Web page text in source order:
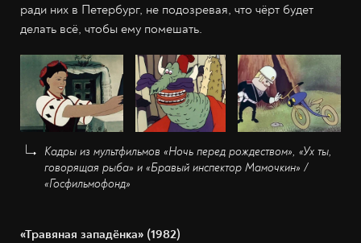
ради них в Петербург, не подозревая, что чёрт будет
делать всё, чтобы ему помешать.
Кадры из мультфильмов «Ночь перед рождеством», «Ух ты,
говорящая рыба» и «Бравый инспектор Мамочкин» /
«Госфильмофонд»
«Травяная западёнка» (1982)